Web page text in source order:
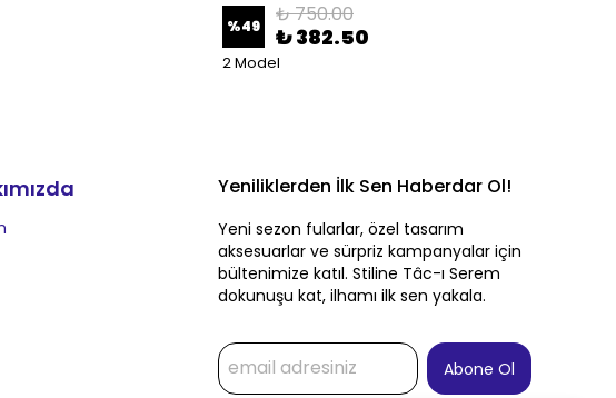
%49 ₺ 750.00
₺ 382.50
2 Model
Yeniliklerden İlk Sen Haberdar Ol!
Yeni sezon fularlar, özel tasarım
aksesuarlar ve sürpriz kampanyalar için
bültenimize katıl. Stiline Tâc-ı Serem
dokunuşu kat, ilhamı ilk sen yakala.
Abone Ol